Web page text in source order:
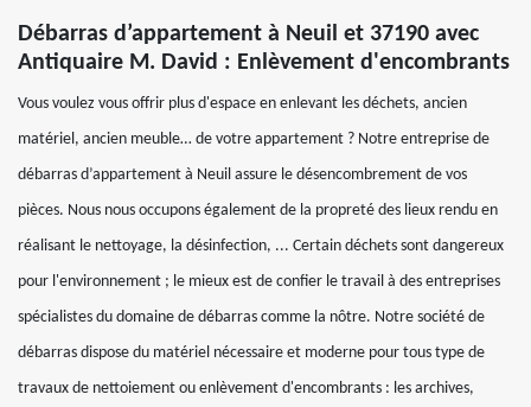
Débarras d’appartement à Neuil et 37190 avec
Antiquaire M. David : Enlèvement d'encombrants
Vous voulez vous offrir plus d'espace en enlevant les déchets, ancien
matériel, ancien meuble… de votre appartement ? Notre entreprise de
débarras d’appartement à Neuil assure le désencombrement de vos
pièces. Nous nous occupons également de la propreté des lieux rendu en
réalisant le nettoyage, la désinfection, ... Certain déchets sont dangereux
pour l'environnement ; le mieux est de confier le travail à des entreprises
spécialistes du domaine de débarras comme la nôtre. Notre société de
débarras dispose du matériel nécessaire et moderne pour tous type de
travaux de nettoiement ou enlèvement d'encombrants : les archives,